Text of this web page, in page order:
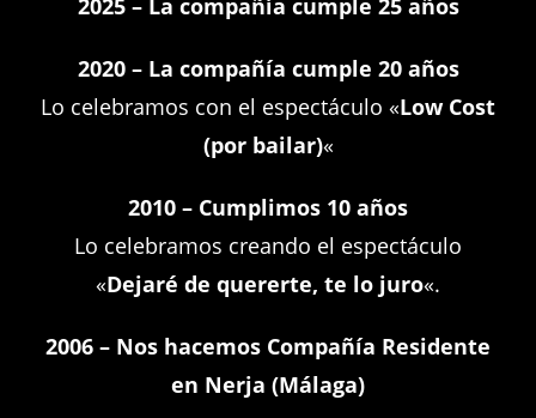
2025 – La compañía cumple 25 años
2020 – La compañía cumple 20 años
Lo celebramos con el espectáculo «Low Cost
(por bailar)«
2010 – Cumplimos 10 años
Lo celebramos creando el espectáculo
«Dejaré de quererte, te lo juro«.
2006 – Nos hacemos Compañía Residente
en Nerja (Málaga)